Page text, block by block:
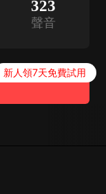
323
聲音
新人領7天免費試用